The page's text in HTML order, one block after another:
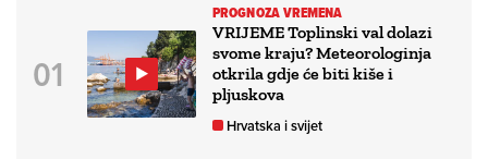
PROGNOZA VREMENA
VRIJEME Toplinski val dolazi
svome kraju? Meteorologinja
otkrila gdje će biti kiše i
pljuskova
Hrvatska i svijet